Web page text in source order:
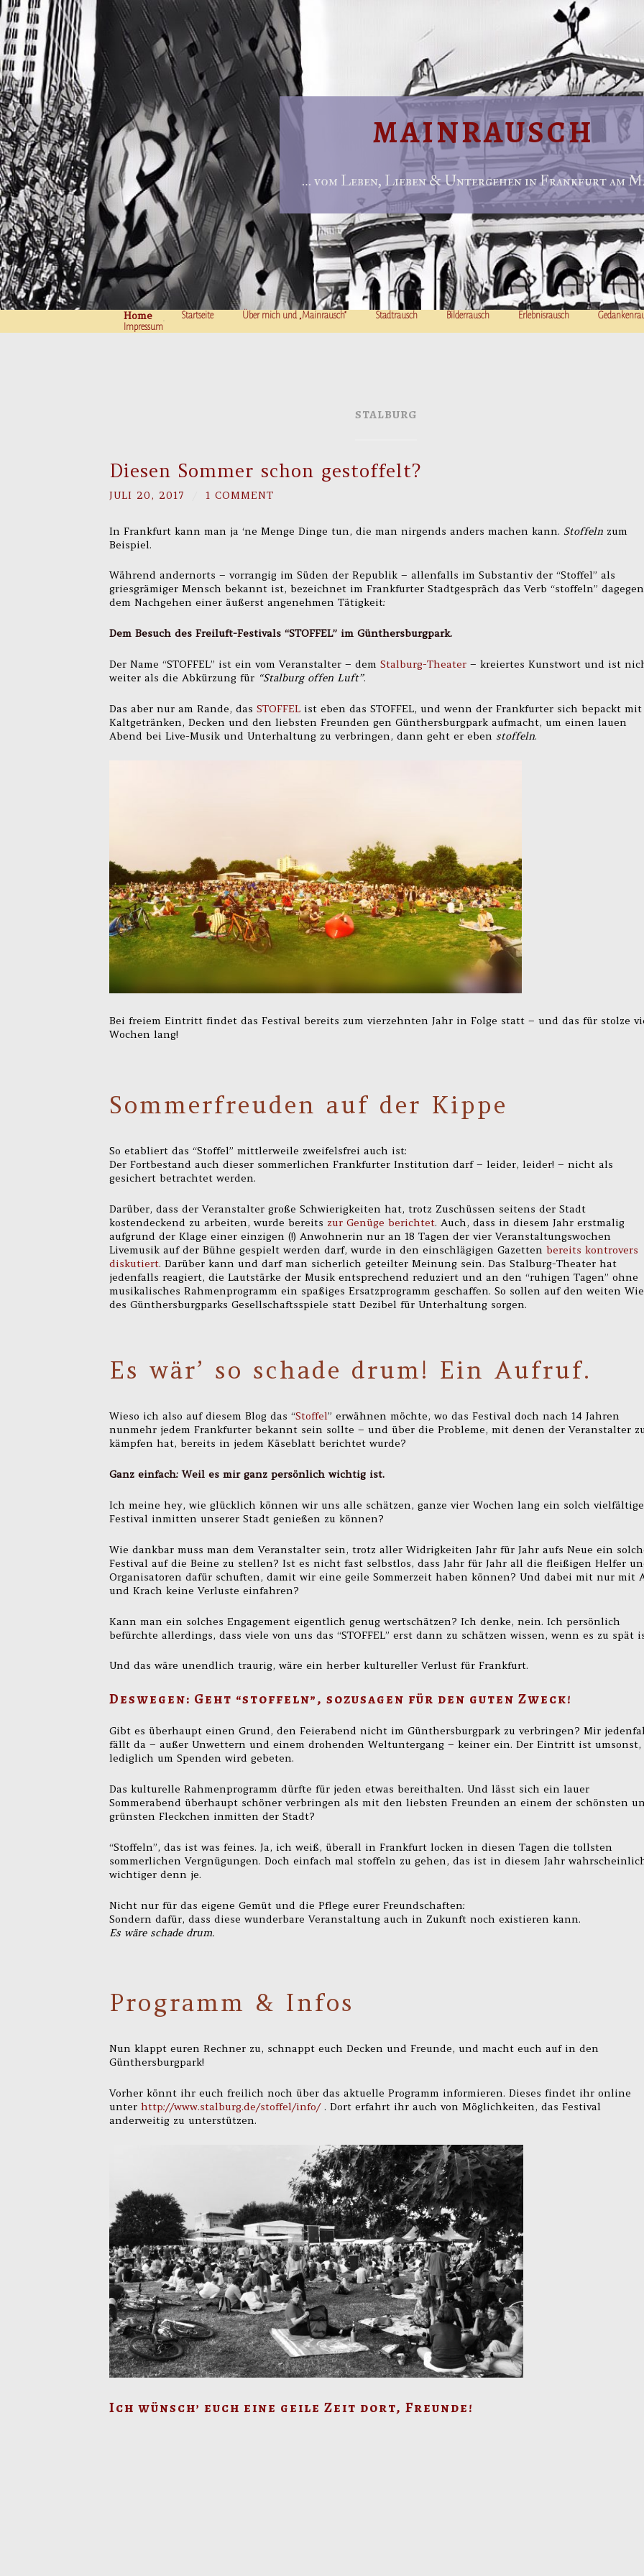
MAINRAUSCH
… vom Leben, Lieben & Untergehen in Frankfurt am
Home Startseite Über mich und „Mainrausch“ Stadtrausch Bilderrausch Erlebnisrausch
Impressum
STALBURG
Diesen Sommer schon gestoffelt?
JULI 20, 2017 1 COMMENT
In Frankfurt kann man ja ‘ne Menge Dinge tun, die man nirgends anders machen kann. Stoffeln zum
Beispiel.
Während andernorts – vorrangig im Süden der Republik – allenfalls im Substantiv der “Stoffel” als
griesgrämiger Mensch bekannt ist, bezeichnet im Frankfurter Stadtgespräch das Verb “stoffeln” dagegen
dem Nachgehen einer äußerst angenehmen Tätigkeit:
Dem Besuch des Freiluft-Festivals “STOFFEL” im Günthersburgpark.
Der Name “STOFFEL” ist ein vom Veranstalter – dem Stalburg-Theater – kreiertes Kunstwort und ist
weiter als die Abkürzung für “Stalburg offen Luft”.
Das aber nur am Rande, das STOFFEL ist eben das STOFFEL, und wenn der Frankfurter sich bepackt mit
Kaltgetränken, Decken und den liebsten Freunden gen Günthersburgpark aufmacht, um einen lauen
Abend bei Live-Musik und Unterhaltung zu verbringen, dann geht er eben stoffeln.
Bei freiem Eintritt findet das Festival bereits zum vierzehnten Jahr in Folge statt – und das für stolze
Wochen lang!
Sommerfreuden auf der Kippe
So etabliert das “Stoffel” mittlerweile zweifelsfrei auch ist:
Der Fortbestand auch dieser sommerlichen Frankfurter Institution darf – leider, leider! – nicht als
gesichert betrachtet werden.
Darüber, dass der Veranstalter große Schwierigkeiten hat, trotz Zuschüssen seitens der Stadt
kostendeckend zu arbeiten, wurde bereits zur Genüge berichtet. Auch, dass in diesem Jahr erstmalig
aufgrund der Klage einer einzigen (!) Anwohnerin nur an 18 Tagen der vier Veranstaltungswochen
Livemusik auf der Bühne gespielt werden darf, wurde in den einschlägigen Gazetten bereits kontrovers
diskutiert. Darüber kann und darf man sicherlich geteilter Meinung sein. Das Stalburg-Theater hat
jedenfalls reagiert, die Lautstärke der Musik entsprechend reduziert und an den “ruhigen Tagen” ohne
musikalisches Rahmenprogramm ein spaßiges Ersatzprogramm geschaffen. So sollen auf den weiten
des Günthersburgparks Gesellschaftsspiele statt Dezibel für Unterhaltung sorgen.
Es wär’ so schade drum! Ein Aufruf.
Wieso ich also auf diesem Blog das “Stoffel” erwähnen möchte, wo das Festival doch nach 14 Jahren
nunmehr jedem Frankfurter bekannt sein sollte – und über die Probleme, mit denen der Veranstalter
kämpfen hat, bereits in jedem Käseblatt berichtet wurde?
Ganz einfach: Weil es mir ganz persönlich wichtig ist.
Ich meine hey, wie glücklich können wir uns alle schätzen, ganze vier Wochen lang ein solch
Festival inmitten unserer Stadt genießen zu können?
Wie dankbar muss man dem Veranstalter sein, trotz aller Widrigkeiten Jahr für Jahr aufs Neue ein
Festival auf die Beine zu stellen? Ist es nicht fast selbstlos, dass Jahr für Jahr all die fleißigen Helfer
Organisatoren dafür schuften, damit wir eine geile Sommerzeit haben können? Und dabei mit nur mit
und Krach keine Verluste einfahren?
Kann man ein solches Engagement eigentlich genug wertschätzen? Ich denke, nein. Ich persönlich
befürchte allerdings, dass viele von uns das “STOFFEL” erst dann zu schätzen wissen, wenn es zu spät
Und das wäre unendlich traurig, wäre ein herber kultureller Verlust für Frankfurt.
Deswegen: Geht “stoffeln”, sozusagen für den guten Zweck!
Gibt es überhaupt einen Grund, den Feierabend nicht im Günthersburgpark zu verbringen? Mir
fällt da – außer Unwettern und einem drohenden Weltuntergang – keiner ein. Der Eintritt ist umsonst,
lediglich um Spenden wird gebeten.
Das kulturelle Rahmenprogramm dürfte für jeden etwas bereithalten. Und lässt sich ein lauer
Sommerabend überhaupt schöner verbringen als mit den liebsten Freunden an einem der schönsten
grünsten Fleckchen inmitten der Stadt?
“Stoffeln”, das ist was feines. Ja, ich weiß, überall in Frankfurt locken in diesen Tagen die tollsten
sommerlichen Vergnügungen. Doch einfach mal stoffeln zu gehen, das ist in diesem Jahr
wichtiger denn je.
Nicht nur für das eigene Gemüt und die Pflege eurer Freundschaften:
Sondern dafür, dass diese wunderbare Veranstaltung auch in Zukunft noch existieren kann.
Es wäre schade drum.
Programm & Infos
Nun klappt euren Rechner zu, schnappt euch Decken und Freunde, und macht euch auf in den
Günthersburgpark!
Vorher könnt ihr euch freilich noch über das aktuelle Programm informieren. Dieses findet ihr online
unter http://www.stalburg.de/stoffel/info/. Dort erfahrt ihr auch von Möglichkeiten, das Festival
anderweitig zu unterstützen.
Ich wünsch’ euch eine geile Zeit dort, Freunde!